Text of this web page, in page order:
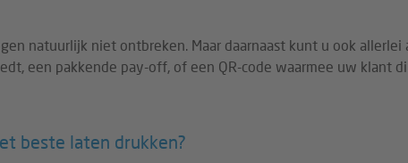
natuurlijk niet ontbreken. Maar daarnaast kunt u ook
een pakkende pay-off, of een QR-code waarmee uw klant
beste laten drukken?